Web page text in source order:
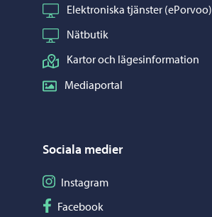
Elektroniska tjänster (ePorvoo)
Nätbutik
Kartor och lägesinformation
Mediaportal
Sociala medier
Följ på Instagram
Instagram
Följ på Facebook
Facebook